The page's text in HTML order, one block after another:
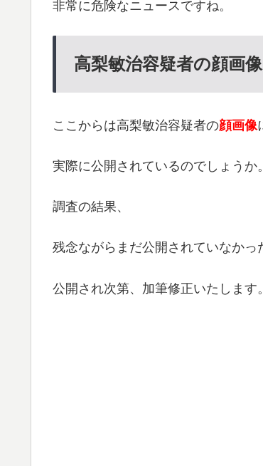
非常に危険なニュースですね。
高梨敏治容疑者の顔画
ここからは高梨敏治容疑者の顔画像
実際に公開されているのでしょうか。
調査の結果、
残念ながらまだ公開されていなかっ
公開され次第、加筆修正いたします。